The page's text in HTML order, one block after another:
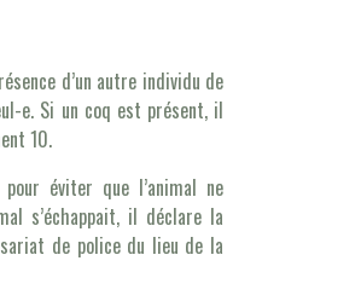
d’un autre individu de
e. Si un coq est présent, il
10.
éviter que l’animal ne
s’échappait, il déclare la
de police du lieu de la